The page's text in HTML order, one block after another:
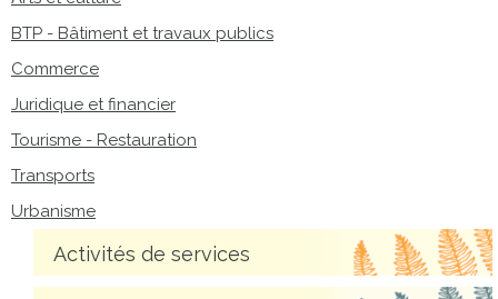
BTP - Bâtiment et travaux publics
Commerce
Juridique et financier
Tourisme - Restauration
Transports
Urbanisme
Activités de services